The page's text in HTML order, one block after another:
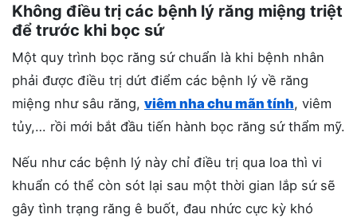
Không điều trị các bệnh lý răng miệng triệt
để trước khi bọc sứ
Một quy trình bọc răng sứ chuẩn là khi bệnh nhân
phải được điều trị dứt điểm các bệnh lý về răng
miệng như sâu răng, viêm nha chu mãn tính, viêm
tủy,… rồi mới bắt đầu tiến hành bọc răng sứ thẩm mỹ.
Nếu như các bệnh lý này chỉ điều trị qua loa thì vi
khuẩn có thể còn sót lại sau một thời gian lắp sứ sẽ
gây tình trạng răng ê buốt, đau nhức cực kỳ khó